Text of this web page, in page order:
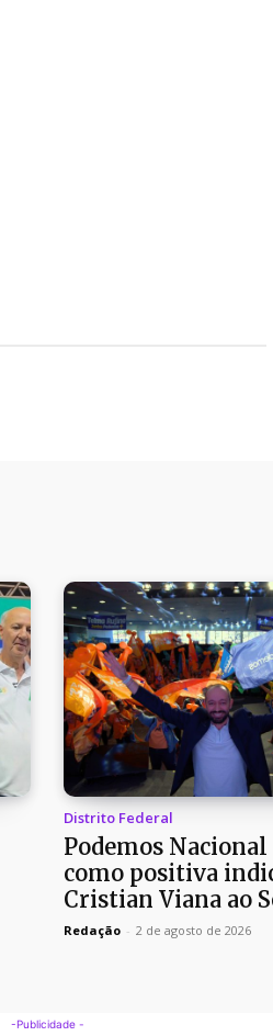
Distrito Federal
Podemos
como positiva
Cristian Viana ao
Redação - 2 de agosto de 2026
-Publicidade -